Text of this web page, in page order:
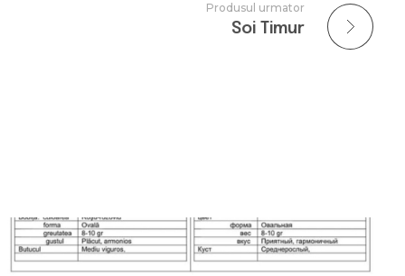
Produsul urmator
Soi Timur